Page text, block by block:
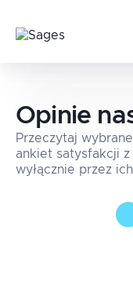
Opinie
Przeczytaj
ankiet satysfakcji z
wyłącznie przez